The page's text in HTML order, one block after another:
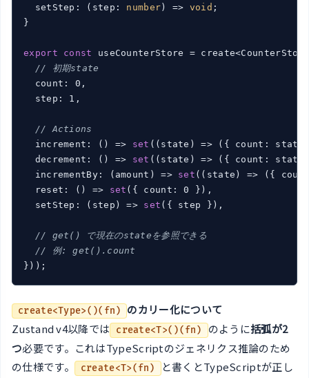
  setStep:
( step: number ) => void ;
}
export const
useCounterStore =
// 初期state
  count: 0,
  step: 1,
// Actions
  increment: (
) => set ( ( state ) => ( { count:
  decrement: (
) => set ( ( state ) => ( { count:
  incrementBy: (
amount ) => set ( ( state ) => ( {
  reset: (
) => set ( { count: 0 } ),
  setStep: (
step ) => set ( { step } ),
// get() で現在のstateを参照できる
// 例: get().count
} )
create<Type>()(fn)
のカリー化について
Zustand v4以降では
create<T>()(fn) のように括弧が2
つ必要です。これはTypeScriptのジェネリクス推論のため
の仕様です。
create<T>(fn)
と書くとTypeScriptが正し